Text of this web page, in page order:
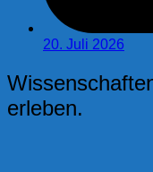
20. Juli 2026
erleben.